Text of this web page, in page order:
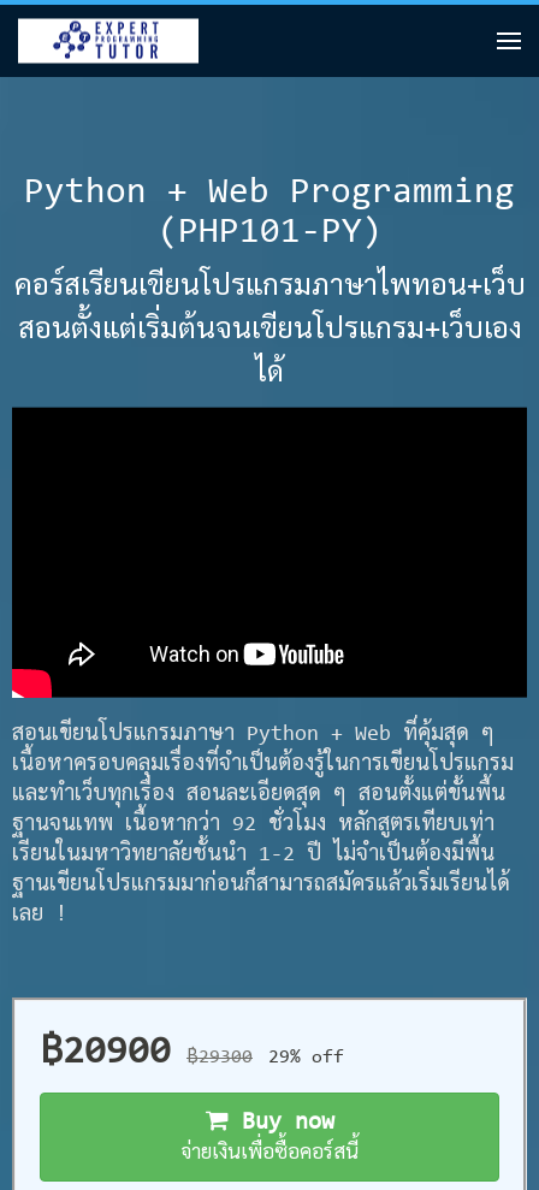
Python + Web Programming
(PHP101-PY)
คอร์สเรียนเขียนโปรแกรมภาษาไพทอน+เว็บ
สอนตั้งแต่เริ่มต้นจนเขียนโปรแกรม+เว็บเอง
ได้
สอนเขียนโปรแกรมภาษา Python + Web ที่คุ้มสุด ๆ
เนื้อหาครอบคลุมเรื่องที่จำเป็นต้องรู้ในการเขียนโปรแกรม
และทำเว็บทุกเรื่อง สอนละเอียดสุด ๆ สอนตั้งแต่ขั้นพื้น
ฐานจนเทพ เนื้อหากว่า 92 ชั่วโมง หลักสูตรเทียบเท่า
เรียนในมหาวิทยาลัยชั้นนำ 1-2 ปี ไม่จำเป็นต้องมีพื้น
ฐานเขียนโปรแกรมมาก่อนก็สามารถสมัครแล้วเริ่มเรียนได้
เลย !
฿20900 ฿29300 29% off
Buy now
จ่ายเงินเพื่อซื้อคอร์สนี้